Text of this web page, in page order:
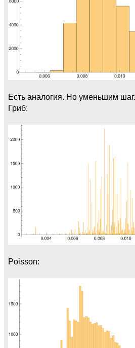
Есть аналогия. Но уменьшим шаг.
Гриб:
Poisson: